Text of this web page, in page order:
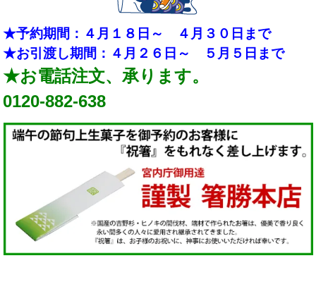
★予約期間：４月１８日～ ４月３０日まで
★お引渡し期間：４月２６日～ ５月５日まで
★お電話注文、承ります。
0120-882-638